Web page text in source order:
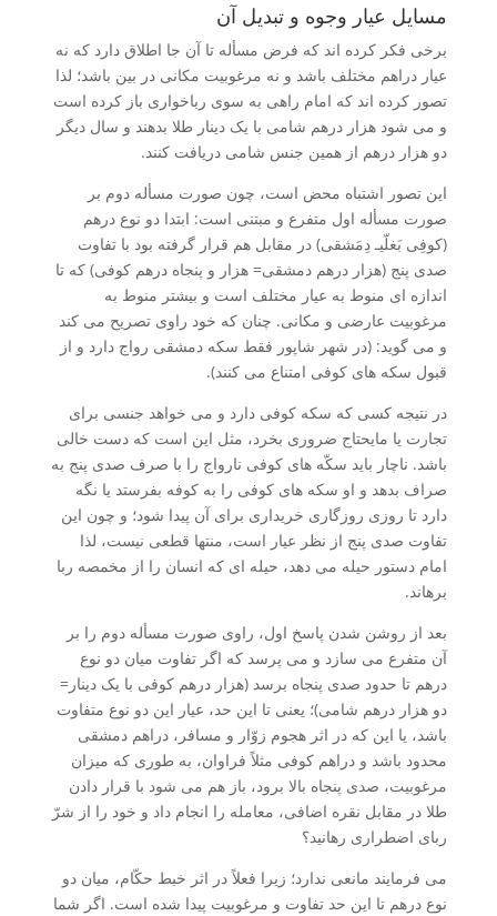
مسایل عیار وجوه و تبدیل آن
برخی فکر کرده اند که فرض مسأله تا آن جا اطلاق دارد که نه
عیار دراهم مختلف باشد و نه مرغوبیت مکانی در بین باشد؛ لذا
تصور کرده اند که امام راهی به سوی رباخواری باز کرده است
و می شود هزار درهم شامی با یک دینار طلا بدهند و سال دیگر
دو هزار درهم از همین جنس شامی دریافت کنند.
این تصور اشتباه محض است، چون صورت مسأله دوم بر
صورت مسأله اول متفرع و مبتنی است: ابتدا دو نوع درهم
(کوفِی بَغلّیـ دِمَشقی) در مقابل هم قرار گرفته بود با تفاوت
صدی پنج (هزار درهم دمشقی= هزار و پنجاه درهم کوفی) که تا
اندازه ای منوط به عیار مختلف است و بیشتر منوط به
مرغوبیت عارضی و مکانی. چنان که خود راوی تصریح می کند
و می گوید: (در شهر شاپور فقط سکه دمشقی رواج دارد و از
قبول سکه های کوفی امتناع می کنند).
در نتیجه کسی که سکه کوفی دارد و می خواهد جنسی برای
تجارت یا مایحتاج ضروری بخرد، مثل این است که دست خالی
باشد. ناچار باید سکّه های کوفی نارواج را با صرف صدی پنج به
صراف بدهد و او سکه های کوفی را به کوفه بفرستد یا نگه
دارد تا روزی روزگاری خریداری برای آن پیدا شود؛ و چون این
تفاوت صدی پنج از نظر عیار است، منتها قطعی نیست، لذا
امام دستور حیله می دهد، حیله ای که انسان را از مخمصه ربا
برهاند.
بعد از روشن شدن پاسخ اول، راوی صورت مسأله دوم را بر
آن متفرع می سازد و می پرسد که اگر تفاوت میان دو نوع
درهم تا حدود صدی پنجاه برسد (هزار درهم کوفی با یک دینار=
دو هزار درهم شامی)؛ یعنی تا این حد، عیار این دو نوع متفاوت
باشد، یا این که در اثر هجوم زوّار و مسافر، دراهم دمشقی
محدود باشد و دراهم کوفی مثلاً فراوان، به طوری که میزان
مرغوبیت، صدی پنجاه بالا برود، باز هم می شود با قرار دادن
طلا در مقابل نقره اضافی، معامله را انجام داد و خود را از شرّ
ربای اضطراری رهانید؟
می فرمایند مانعی ندارد؛ زیرا فعلاً در اثر خبط حکّام، میان دو
نوع درهم تا این حد تفاوت و مرغوبیت پیدا شده است. اگر شما